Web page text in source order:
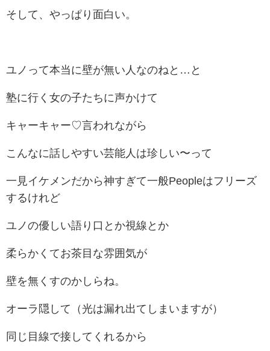
そして、やっぱり面白い。
ユノって本当に壁が無い人なのねと…と
塾に行く女の子たちに声かけて
キャーキャー♡言われながら
こんなに話しやすい芸能人は珍しい〜って
一見イケメンだから神すぎて一般Peopleはフリーズ
するけれど
ユノの優しい語り口とか視線とか
柔らかくてお茶目な雰囲気が
壁を無くすのかしらね。
オーラ隠して（光は漏れ出てしまいますが）
同じ目線で接してくれるから